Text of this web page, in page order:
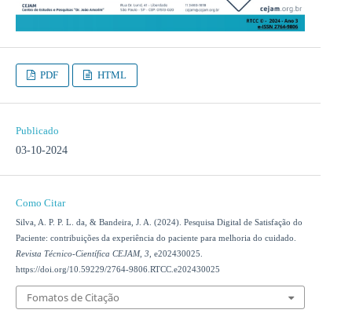
PDF HTML
Publicado
03-10-2024
Como Citar
Silva, A. P. P. L. da, & Bandeira, J. A. (2024). Pesquisa Digital de Satisfação do
Paciente: contribuições da experiência do paciente para melhoria do cuidado.
Revista Técnico-Científica CEJAM, 3 , e202430025.
https://doi.org/10.59229/2764-9806.RTCC.e202430025
Fomatos de Citação